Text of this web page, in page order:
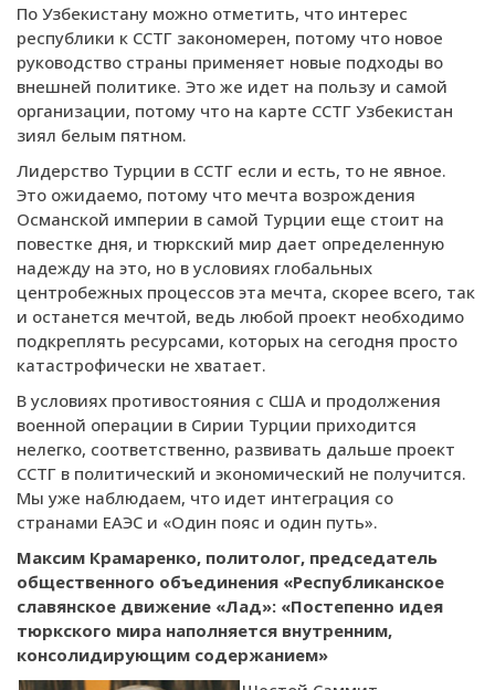
По Узбекистану можно отметить, что интерес
республики к ССТГ закономерен, потому что новое
руководство страны применяет новые подходы во
внешней политике. Это же идет на пользу и самой
организации, потому что на карте ССТГ Узбекистан
зиял белым пятном.
Лидерство Турции в ССТГ если и есть, то не явное.
Это ожидаемо, потому что мечта возрождения
Османской империи в самой Турции еще стоит на
повестке дня, и тюркский мир дает определенную
надежду на это, но в условиях глобальных
центробежных процессов эта мечта, скорее всего, так
и останется мечтой, ведь любой проект необходимо
подкреплять ресурсами, которых на сегодня просто
катастрофически не хватает.
В условиях противостояния с США и продолжения
военной операции в Сирии Турции приходится
нелегко, соответственно, развивать дальше проект
ССТГ в политический и экономический не получится.
Мы уже наблюдаем, что идет интеграция со
странами ЕАЭС и «Один пояс и один путь».
Максим Крамаренко, политолог, председатель
общественного объединения «Республиканское
славянское движение «Лад»: «Постепенно идея
тюркского мира наполняется внутренним,
консолидирующим содержанием»